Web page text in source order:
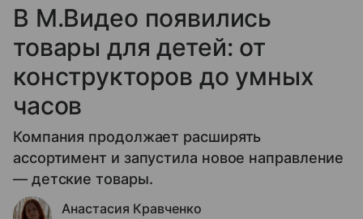
В М.Видео появились
товары для детей: от
конструкторов до умных
часов
Компания продолжает расширять
ассортимент и запустила новое направление
— детские товары.
Анастасия Кравченко